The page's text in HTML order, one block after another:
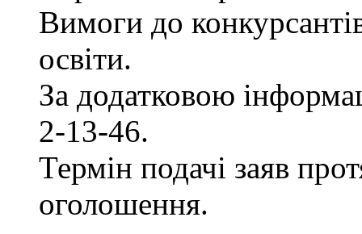
Вимоги до
освіти.
За додатковою
2-13-46.
Термін подачі заяв
оголошення.